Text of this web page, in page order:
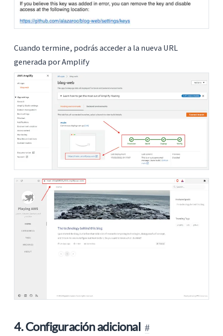
Cuando termine, podrás acceder a la nueva URL
generada por Amplify
4. Configuración adicional